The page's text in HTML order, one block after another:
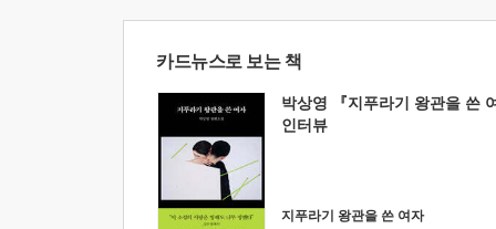
카드뉴스로 보는 책
박상영 『지푸라기 왕관을 쓴
인터뷰
지푸라기 왕관을 쓴 여자